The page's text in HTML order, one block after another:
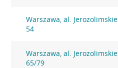
Warszawa, al. Jerozolimskie
54
Warszawa, al. Jerozolimskie
65/79